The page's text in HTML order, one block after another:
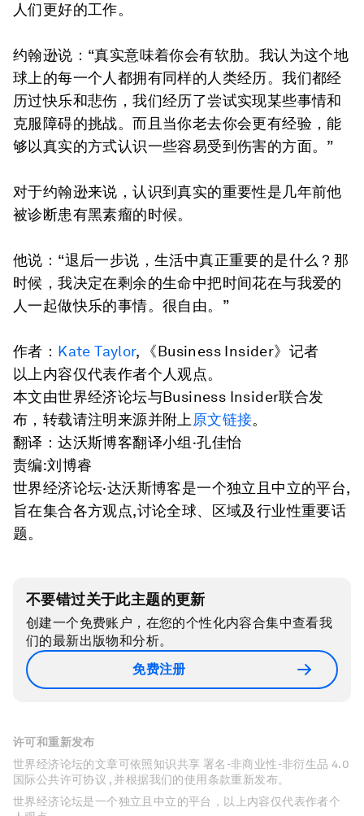
人们更好的工作。
约翰逊说：“真实意味着你会有软肋。我认为这个地
球上的每一个人都拥有同样的人类经历。我们都经
历过快乐和悲伤，我们经历了尝试实现某些事情和
克服障碍的挑战。而且当你老去你会更有经验，能
够以真实的方式认识一些容易受到伤害的方面。”
对于约翰逊来说，认识到真实的重要性是几年前他
被诊断患有黑素瘤的时候。
他说：“退后一步说，生活中真正重要的是什么？那
时候，我决定在剩余的生命中把时间花在与我爱的
人一起做快乐的事情。很自由。”
作者： Kate Taylor, 《Business Insider》记者
以上内容仅代表作者个人观点。
本文由世界经济论坛与Business Insider联合发
布，转载请注明来源并附上 原文链接。
翻译：达沃斯博客翻译小组·孔佳怡
责编:刘博睿
世界经济论坛·达沃斯博客是一个独立且中立的平台,
旨在集合各方观点,讨论全球、区域及行业性重要话
题。
不要错过关于此主题的更新
创建一个免费账户，在您的个性化内容合集中查看我
们的最新出版物和分析。
免费注册
许可和重新发布
世界经济论坛的文章可依照知识共享 署名-非商业性-非衍生品 4.0
国际公共许可协议 , 并根据我们的使用条款重新发布。
世界经济论坛是一个独立且中立的平台，以上内容仅代表作者个